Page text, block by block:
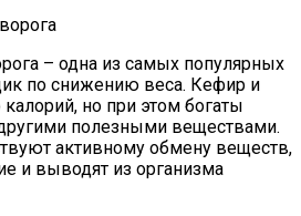
– одна из самых популярных
по снижению веса. Кефир и
но при этом богаты
полезными веществами.
активному обмену веществ,
и выводят из организма